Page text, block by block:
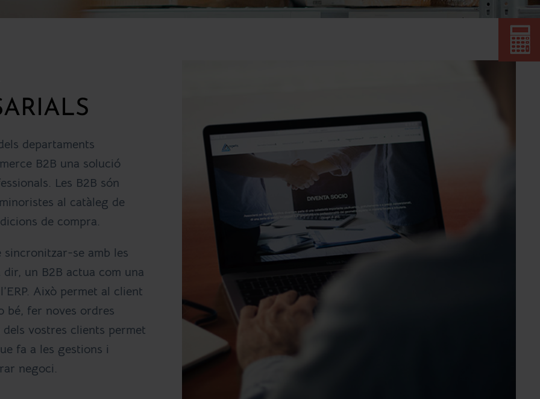
departaments
B2B una solució
Les B2B són
al catàleg de
de compra.
sincronitzar-se amb les
un B2B actua com una
Això permet al client
bé, fer noves ordres
vostres clients permet
fa a les gestions i
negoci.